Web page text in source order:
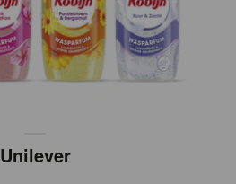
Unilever